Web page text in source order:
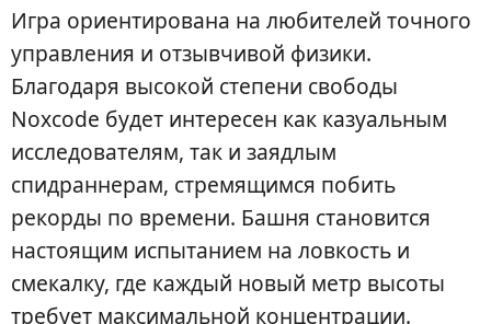
Игра ориентирована на любителей точного
управления и отзывчивой физики.
Благодаря высокой степени свободы
Noxcode будет интересен как казуальным
исследователям, так и заядлым
спидраннерам, стремящимся побить
рекорды по времени. Башня становится
настоящим испытанием на ловкость и
смекалку, где каждый новый метр высоты
требует максимальной концентрации.